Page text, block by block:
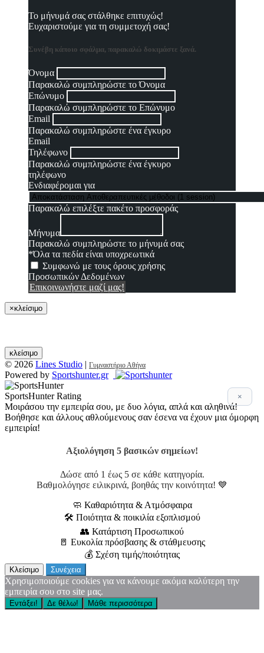
Το μήνυμά σας στάλθηκε επιτυχώς!
Ευχαριστούμε για τη συμμετοχή σας!
Συνέβη κάποιο σφάλμα, παρακαλώ δοκιμάστε ξανά.
Όνομα
Παρακαλώ συμπληρώστε το Όνομα
Επώνυμο
Παρακαλώ συμπληρώστε το Επώνυμο
Email
Παρακαλώ συμπληρώστε ένα έγκυρο
Email
Τηλέφωνο
Παρακαλώ συμπληρώστε ένα έγκυρο
τηλέφωνο
Ενδιαφέρομαι για
Παρακαλώ επιλέξτε πακέτο προσφοράς
Μήνυμα
Παρακαλώ συμπληρώστε το μήνυμά σας
*Όλα τα πεδία είναι υποχρεωτικά
Συμφωνώ με τους όρους χρήσης
Προσωπικών Δεδομένων
Επικοινωνήστε μαζί μας!
×κλείσιμο
κλείσιμο
© 2026 Lines Studio | Γυμναστήριο Αθήνα
Powered by Sportshunter.gr
×
SportsHunter Rating
Μοιράσου την εμπειρία σου, με δυο λόγια, απλά και αληθινά!
Βοήθησε και άλλους αθλούμενους σαν έσενα να έχουν μια όμορφη
εμπειρία!
Αξιολόγηση 5 βασικών σημείων!
Δώσε από 1 έως 5 σε κάθε κατηγορία.
Βαθμολόγησε ειλικρινά, βοηθάς την κοινότητα! 💙
🧼 Καθαριότητα & Ατμόσφαιρα
🛠 Ποιότητα & ποικιλία εξοπλισμού
👥 Κατάρτιση Προσωπικού
🚪 Ευκολία πρόσβασης & στάθμευσης
💰 Σχέση τιμής/ποιότητας
Κλείσιμο Συνέχεια
Χρησιμοποιούμε cookies για να κάνουμε ακόμα καλύτερη την
εμπειρία σου στο site μας.
Εντάξει! Δε θέλω! Μάθε περισσότερα